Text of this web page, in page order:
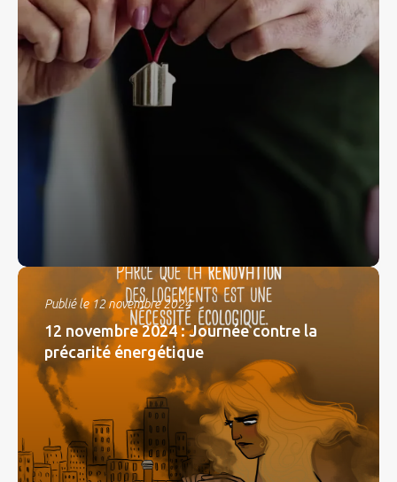
Publié le 12 novembre 2024
12 novembre 2024 : Journée contre la
précarité énergétique